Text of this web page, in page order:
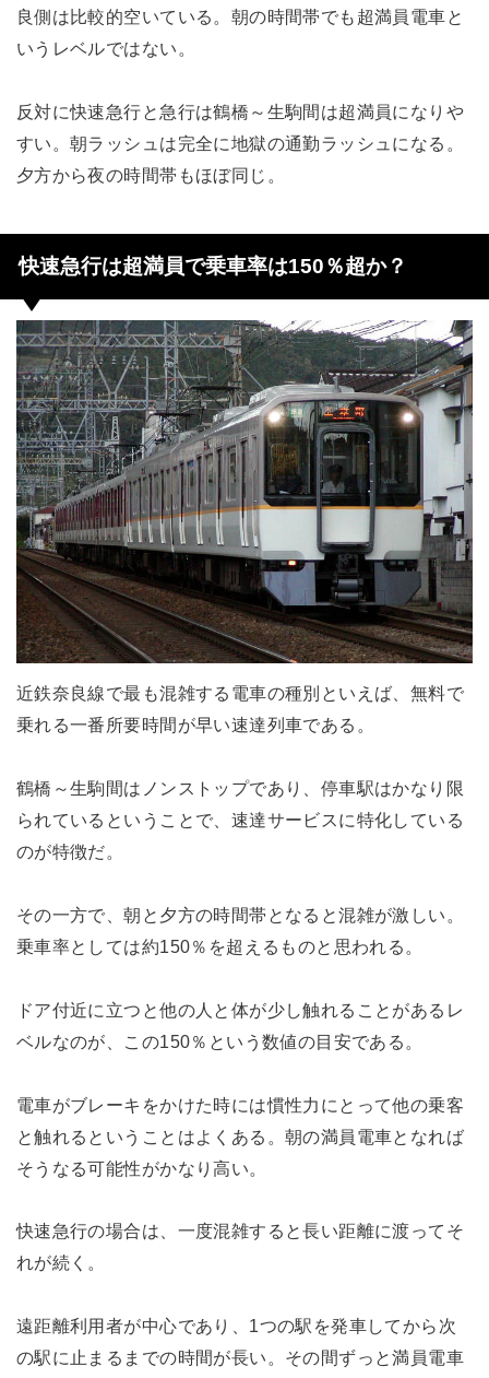
良側は比較的空いている。朝の時間帯でも超満員電車と
いうレベルではない。
反対に快速急行と急行は鶴橋～生駒間は超満員になりや
すい。朝ラッシュは完全に地獄の通勤ラッシュになる。
夕方から夜の時間帯もほぼ同じ。
快速急行は超満員で乗車率は150％超か？
近鉄奈良線で最も混雑する電車の種別といえば、無料で
乗れる一番所要時間が早い速達列車である。
鶴橋～生駒間はノンストップであり、停車駅はかなり限
られているということで、速達サービスに特化している
のが特徴だ。
その一方で、朝と夕方の時間帯となると混雑が激しい。
乗車率としては約150％を超えるものと思われる。
ドア付近に立つと他の人と体が少し触れることがあるレ
ベルなのが、この150％という数値の目安である。
電車がブレーキをかけた時には慣性力にとって他の乗客
と触れるということはよくある。朝の満員電車となれば
そうなる可能性がかなり高い。
快速急行の場合は、一度混雑すると長い距離に渡ってそ
れが続く。
遠距離利用者が中心であり、1つの駅を発車してから次
の駅に止まるまでの時間が長い。その間ずっと満員電車